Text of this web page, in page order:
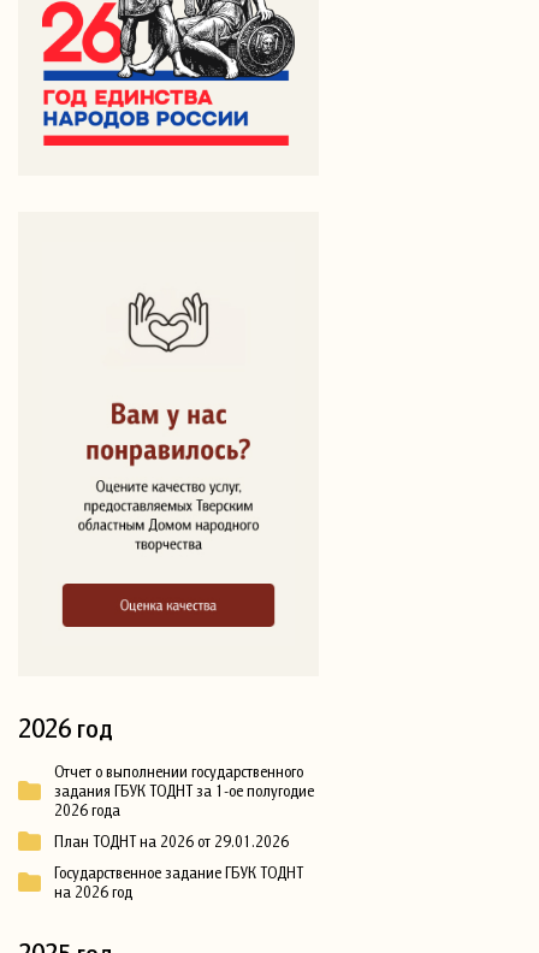
2026 год
Отчет о выполнении государственного
задания ГБУК ТОДНТ за 1-ое полугодие
2026 года
План ТОДНТ на 2026 от 29.01.2026
Государственное задание ГБУК ТОДНТ
на 2026 год